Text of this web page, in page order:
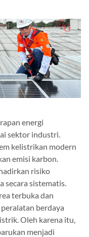
energi
sektor industri.
kelistrikan modern
emisi karbon.
risiko
secara sistematis.
terbuka dan
berdaya
Oleh karena itu,
menjadi